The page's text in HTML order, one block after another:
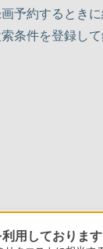
予約するとき
条件を登録し
用しております